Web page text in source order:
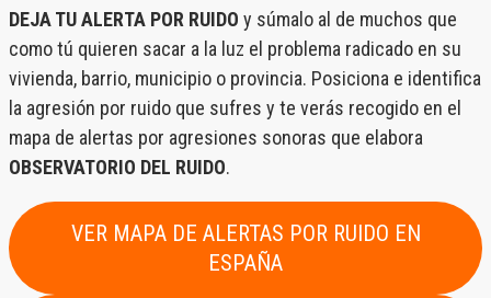
DEJA TU ALERTA POR RUIDO y súmalo al de muchos que
como tú quieren sacar a la luz el problema radicado en su
vivienda, barrio, municipio o provincia. Posiciona e identifica
la agresión por ruido que sufres y te verás recogido en el
mapa de alertas por agresiones sonoras que elabora
OBSERVATORIO DEL RUIDO.
VER MAPA DE ALERTAS POR RUIDO EN
ESPAÑA